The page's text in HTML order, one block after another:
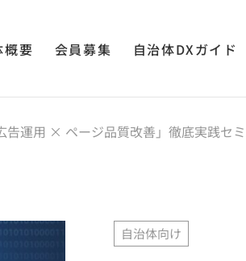
概要 会員募集 自治体DXガイド
告運用 × ページ品質改善」徹底実践セ
自治体向け